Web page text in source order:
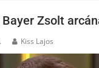
Zsolt
Kiss Lajos